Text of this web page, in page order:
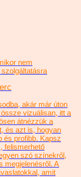
nem
akár már úton
vizuálisan, itt a
átnézzük a
és azt is, hogyan
és profibb. Kapsz
felismerhető
szó színekről,
megjelenésről. A
amit